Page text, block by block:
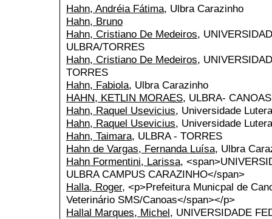
Hahn, Andréia Fátima, Ulbra Carazinho
Hahn, Bruno
Hahn, Cristiano De Medeiros,
ULBRA/TORRES
Hahn, Cristiano De Medeiros,
TORRES
Hahn, Fabiola, Ulbra Carazinho
HAHN, KETLIN MORAES, ULBRA- CANOAS
Hahn, Raquel Usevicius, Universidade
Hahn, Raquel Usevicius, Universidade
Hahn, Taimara, ULBRA - TORRES
Hahn de Vargas, Fernanda Luísa, Ulbra
Hahn Formentini, Larissa,
ULBRA CAMPUS CARAZINHO</span>
Halla, Roger, <p>Prefeitura Municpal de
Veterinário SMS/Canoas</span></p>
Hallal Marques, Michel, UNIVERSIDADE